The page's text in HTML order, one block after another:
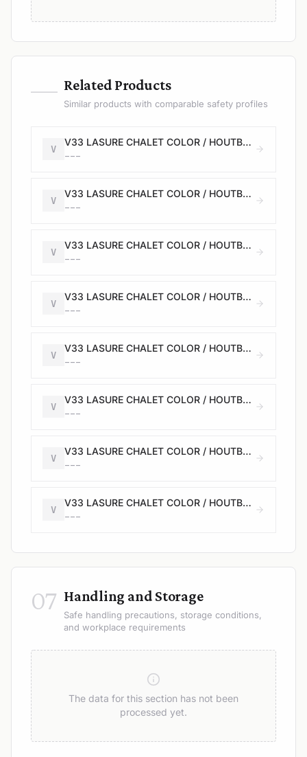
— Related Products
Similar products with comparable safety profiles
V
V33 LASURE CHALET COLOR / HOUTBEITS TUINHUIS COLOR - Satin / Satijn - salar grey - 2,5L
---
V
V33 LASURE CHALET COLOR / HOUTBEITS TUINHUIS COLOR - Satin / Satijn - salar grey - 2,5L + 20%
---
V
V33 LASURE CHALET COLOR / HOUTBEITS TUINHUIS COLOR - Satin / Satijn - desert - 0,75L
---
V
V33 LASURE CHALET COLOR / HOUTBEITS TUINHUIS COLOR - Satin / Satijn - bizon - 0,75L
---
V
V33 LASURE CHALET COLOR / HOUTBEITS TUINHUIS COLOR - Satin / Satijn - walnut - 0,75L
---
V
V33 LASURE CHALET COLOR / HOUTBEITS TUINHUIS COLOR - Satin / Satijn - desert - 2,5L
---
V
V33 LASURE CHALET COLOR / HOUTBEITS TUINHUIS COLOR - Satin / Satijn - sandstone - 2,5L
---
V
V33 LASURE CHALET COLOR / HOUTBEITS TUINHUIS COLOR - Satin / Satijn - bizon - 2,5L
---
07 Handling and Storage
Safe handling precautions, storage conditions,
and workplace requirements
The data for this section has not been
processed yet.